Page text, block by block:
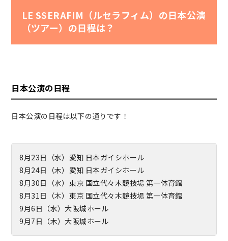
LE SSERAFIM（ルセラフィム）の日本公演
（ツアー）の日程は？
日本公演の日程
日本公演の日程は以下の通りです！
8月23日（水）愛知 日本ガイシホール
8月24日（木）愛知 日本ガイシホール
8月30日（水）東京 国立代々木競技場 第一体育館
8月31日（木）東京 国立代々木競技場 第一体育館
9月6日（水）大阪城ホール
9月7日（木）大阪城ホール